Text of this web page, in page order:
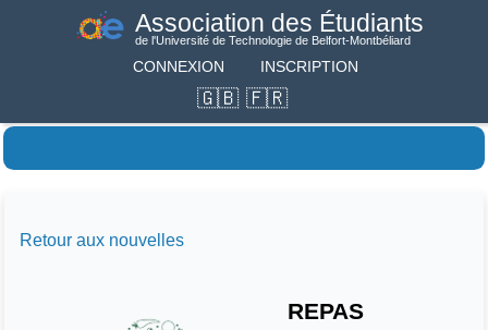
Association des Étudiants
de l'Université de Technologie de Belfort-Montbéliard
CONNEXION INSCRIPTION
Retour aux nouvelles
REPAS